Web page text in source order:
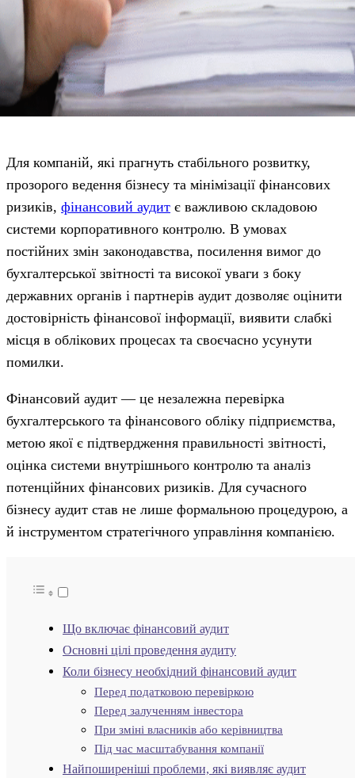
Для компаній, які прагнуть стабільного розвитку,
прозорого ведення бізнесу та мінімізації фінансових
ризиків, фінансовий аудит є важливою складовою
системи корпоративного контролю. В умовах
постійних змін законодавства, посилення вимог до
бухгалтерської звітності та високої уваги з боку
державних органів і партнерів аудит дозволяє оцінити
достовірність фінансової інформації, виявити слабкі
місця в облікових процесах та своєчасно усунути
помилки.
Фінансовий аудит — це незалежна перевірка
бухгалтерського та фінансового обліку підприємства,
метою якої є підтвердження правильності звітності,
оцінка системи внутрішнього контролю та аналіз
потенційних фінансових ризиків. Для сучасного
бізнесу аудит став не лише формальною процедурою, а
й інструментом стратегічного управління компанією.
Що включає фінансовий аудит
Основні цілі проведення аудиту
Коли бізнесу необхідний фінансовий аудит
Перед податковою перевіркою
Перед залученням інвестора
При зміні власників або керівництва
Під час масштабування компанії
Найпоширеніші проблеми, які виявляє аудит